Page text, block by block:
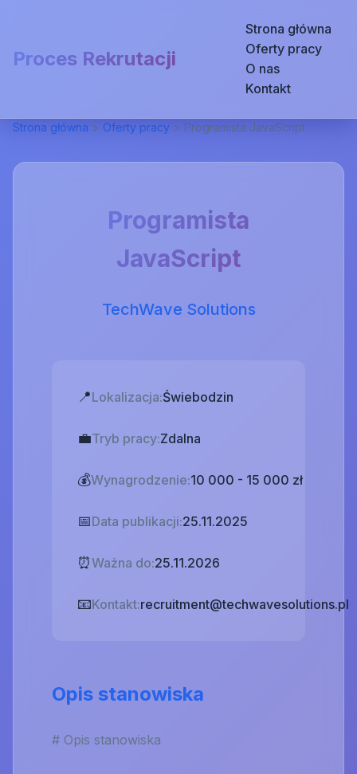
Proces Rekrutacji
Strona główna
Oferty pracy
O nas
Kontakt
Strona główna > Oferty pracy > Programista JavaScript
Programista
JavaScript
TechWave Solutions
📍Lokalizacja:Świebodzin
💼Tryb pracy:Zdalna
💰Wynagrodzenie:10 000 - 15 000 zł
📅Data publikacji:25.11.2025
⏰Ważna do:25.11.2026
📧Kontakt:recruitment@techwavesolutions.pl
Opis stanowiska
# Opis stanowiska